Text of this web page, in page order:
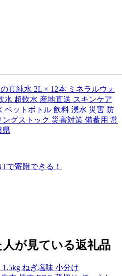
真純水 2L × 12本 ミネラルウォ
水 超軟水 産地直送 スキンケア
ペットボトル 飲料 湧水 災害 防
グストック 災害対策 備蓄用 常
県
で寄附できる！
が見ている返礼品